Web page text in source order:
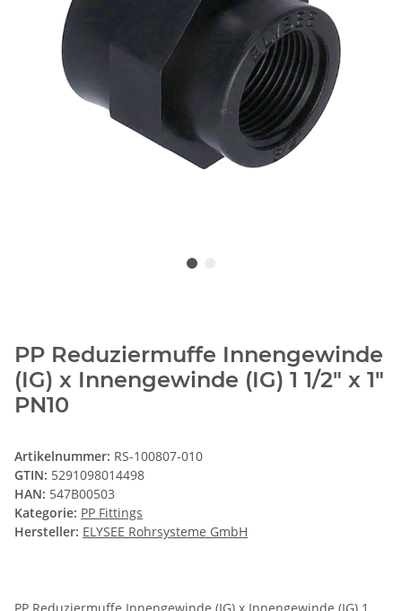
PP Reduziermuffe Innengewinde
(IG) x Innengewinde (IG) 1 1/2" x 1"
PN10
Artikelnummer: RS-100807-010
GTIN: 5291098014498
HAN: 547B00503
Kategorie: PP Fittings
Hersteller: ELYSEE Rohrsysteme GmbH